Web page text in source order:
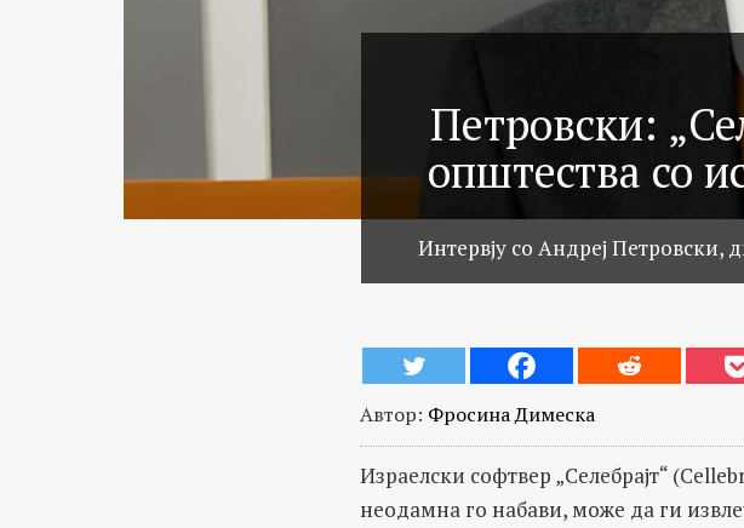
Петровски:
општества со
Интервју со Андреј Петровски,
Автор: Фросина Димеска
Израелски софтвер „Селебрајт“
неодамна го набави, може да ги